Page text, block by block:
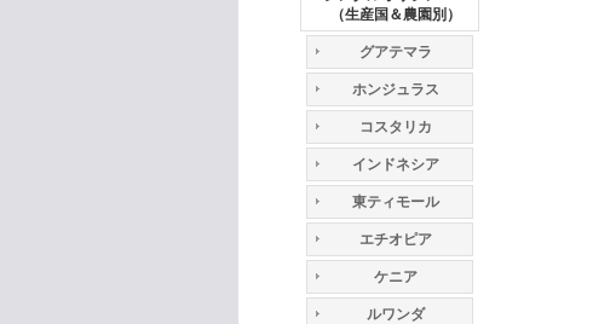
（生産国＆農園別）
グアテマラ
ホンジュラス
コスタリカ
インドネシア
東ティモール
エチオピア
ケニア
ルワンダ